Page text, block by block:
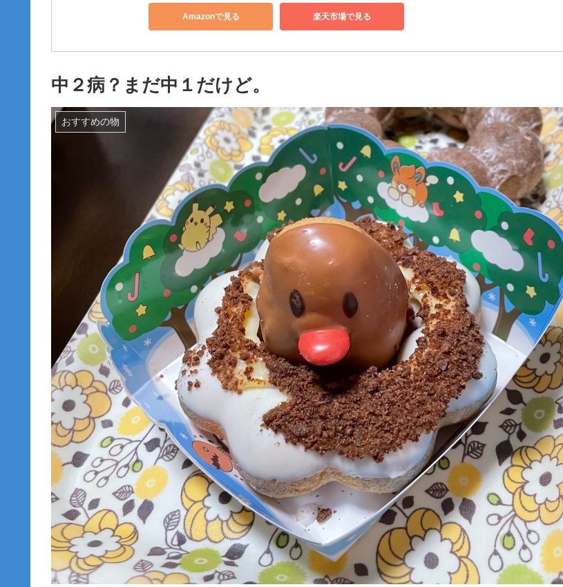
Amazonで見る 楽天市場で見る
中２病？まだ中１だけど。
おすすめの物